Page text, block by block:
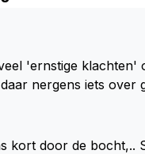
'ernstige klachten'
nergens iets over
kort door de bocht,..